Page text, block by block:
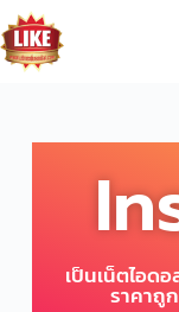
เป็นเน็ตไอด
ราคาถู